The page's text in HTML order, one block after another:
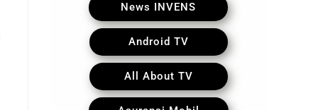
News INVENS
Android TV
All About TV